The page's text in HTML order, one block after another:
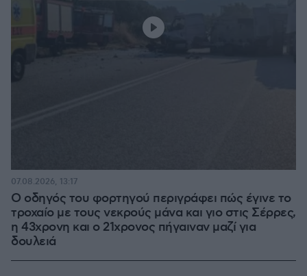
Ο οδηγός του φορτηγού περιγράφει πώς έγινε το
τροχαίο με τους νεκρούς μάνα και γιο στις Σέρρες,
η 43χρονη και ο 21χρονος πήγαιναν μαζί για
δουλειά
07.08.2026, 13:17